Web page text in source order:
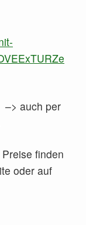
–> auch per
finden
oder auf